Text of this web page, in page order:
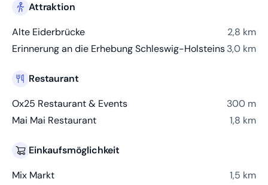
Attraktion
Alte Eiderbrücke
2,8 km
Erinnerung an die Erhebung Schleswig-Holsteins3,0 km
Restaurant
Ox25 Restaurant & Events
300 m
Mai Mai Restaurant
1,8 km
Einkaufsmöglichkeit
Mix Markt
1,5 km